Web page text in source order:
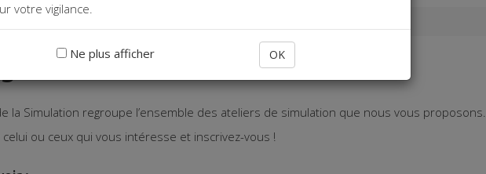
votre vigilance.
Ne plus afficher OK
de la simulation 2023
la Simulation regroupe l’ensemble des ateliers de simulation que nous vous proposons.
celui ou ceux qui vous intéresse et inscrivez-vous !